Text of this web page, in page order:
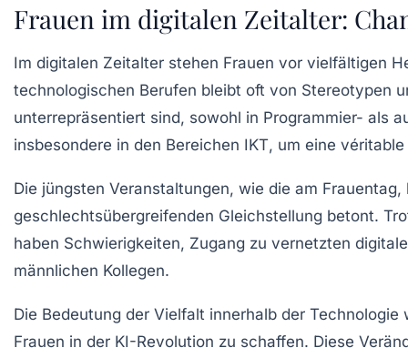
Frauen im digitalen Zeitalter:
Im digitalen Zeitalter stehen Frauen vor vielfältigen
technologischen Berufen bleibt oft von Stereotypen
unterrepräsentiert sind, sowohl in Programmier- als
insbesondere in den Bereichen IKT, um eine véritable
Die jüngsten Veranstaltungen, wie die am Frauentag,
geschlechtsübergreifenden Gleichstellung betont.
haben Schwierigkeiten, Zugang zu vernetzten
männlichen Kollegen.
Die Bedeutung der Vielfalt innerhalb der
Frauen in der KI-Revolution zu schaffen. Diese